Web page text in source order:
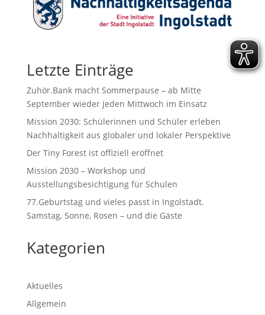
Letzte Einträge
Zuhör.Bank macht Sommerpause – ab Mitte
September wieder jeden Mittwoch im Einsatz
Mission 2030: Schülerinnen und Schüler erleben
Nachhaltigkeit aus globaler und lokaler Perspektive
Der Tiny Forest ist offiziell eröffnet
Mission 2030 – Workshop und
Ausstellungsbesichtigung für Schulen
77.Geburtstag und vieles passt in Ingolstadt.
Samstag, Sonne, Rosen – und die Gäste
Kategorien
Aktuelles
Allgemein